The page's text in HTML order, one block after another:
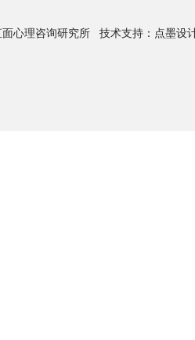
心理咨询研究所 技术支持：点墨设